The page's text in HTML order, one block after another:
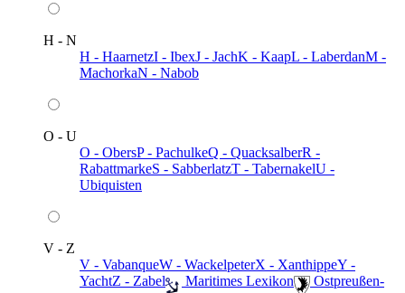
H - N
H - HaarnetzI - IbexJ - JachK - KaapL - LaberdanM -
MachorkaN - Nabob
O - U
O - ObersP - PachulkeQ - QuacksalberR -
RabattmarkeS - SabberlatzT - TabernakelU -
Ubiquisten
V - Z
V - VabanqueW - WackelpeterX - XanthippeY -
YachtZ - Zabel ️ Maritimes Lexikon
️ Ostpreußen-